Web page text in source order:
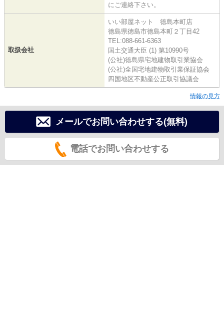
にご連絡下さい。
取扱会社
いい部屋ネット 徳島本町店
徳島県徳島市徳島本町２丁目42
TEL:088-661-6363
国土交通大臣 (1) 第10990号
(公社)徳島県宅地建物取引業協会
(公社)全国宅地建物取引業保証協会
四国地区不動産公正取引協議会
情報の見方
メールでお問い合わせする(無料)
電話でお問い合わせする